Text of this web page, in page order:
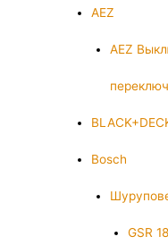
AEZ
AEZ
Bosch
GSR